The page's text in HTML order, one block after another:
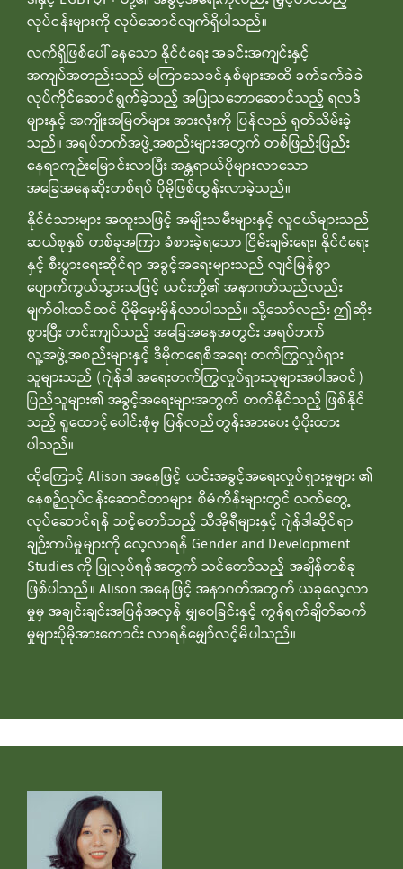
လုပ်ငန်းများကို လုပ်ဆောင်လျက်ရှိပါသည်။
လက်ရှိဖြစ်ပေါ်နေသော နိုင်ငံရေး အခင်းအကျင်းနှင့်
အကျပ်အတည်းသည် မကြာသေခင်နှစ်များအထိ ခက်ခက်ခဲခဲ
လုပ်ကိုင်ဆောင်ရွက်ခဲ့သည့် အပြုသဘောဆောင်သည့် ရလဒ်
များနှင့် အကျိုးအမြတ်များ အားလုံးကို ပြန်လည် ရုတ်သိမ်းခဲ့
သည်။ အရပ်ဘက်အဖွဲ့အစည်းများအတွက် တစ်ဖြည်းဖြည်း
နေရာကျဉ်းမြောင်းလာပြီး အန္တရာယ်ပိုများလာသော
အခြေအနေဆိုးတစ်ရပ် ပိုမိုဖြစ်ထွန်းလာခဲ့သည်။
နိုင်ငံသားများ အထူးသဖြင့် အမျိုးသမီးများနှင့် လူငယ်များသည်
ဆယ်စုနှစ် တစ်ခုအကြာ ခံစားခဲ့ရသော ငြိမ်းချမ်းရေး၊ နိုင်ငံရေး
နှင့် စီးပွားရေးဆိုင်ရာ အခွင့်အရေးများသည် လျင်မြန်စွာ
ပျောက်ကွယ်သွားသဖြင့် ယင်းတို့၏ အနာဂတ်သည်လည်း
မျက်ဝါးထင်ထင် ပိုမိုမှေးမှိန်လာပါသည်။ သို့သော်လည်း ဤဆိုး
စွားပြီး တင်းကျပ်သည့် အခြေအနေအတွင်း အရပ်ဘက်
လူ့အဖွဲ့အစည်းများနှင့် ဒီမိုကရေစီအရေး တက်ကြွလှုပ်ရှား
သူများသည် (ဂျဲန်ဒါ အရေးတက်ကြွလှုပ်ရှားသူများအပါအဝင်)
ပြည်သူများ၏ အခွင့်အရေးများအတွက် တက်နိုင်သည့် ဖြစ်နိုင်
သည့် ရူထောင့်ပေါင်းစုံမှ ပြန်လည်တွန်းအားပေး ပံ့ပိုးထား
ပါသည်။
ထိုကြောင့် Alison အနေဖြင့် ယင်းအခွင့်အရေးလှုပ်ရှားမှုများ ၏
နေစဉ့်လုပ်ငန်းဆောင်တာများ၊ စီမံကိန်းများတွင် လက်တွေ့
လုပ်ဆောင်ရန် သင့်တော်သည့် သီအိုရီများနှင့် ဂျဲန်ဒါဆိုင်ရာ
ချဉ်းကပ်မှုများကို လေ့လာရန် Gender and Development
Studies ကို ပြုလုပ်ရန်အတွက် သင်တော်သည့် အချိန်တစ်ခု
ဖြစ်ပါသည်။ Alison အနေဖြင့် အနာဂတ်အတွက် ယခုလေ့လာ
မှုမှ အချင်းချင်းအပြန်အလှန် မျှဝေခြင်းနှင့် ကွန်ရက်ချိတ်ဆက်
မှုများပိုမိုအားကောင်း လာရန်မျှော်လင့်မိပါသည်။